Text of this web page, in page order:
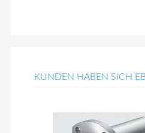
KUNDEN HABEN SICH